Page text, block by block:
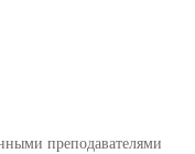
преподавателями